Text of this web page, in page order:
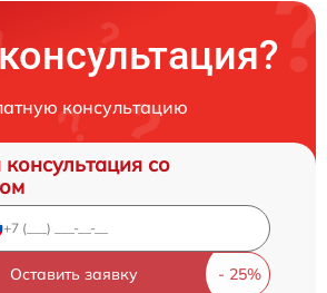
консультацию
со
Оставить заявку